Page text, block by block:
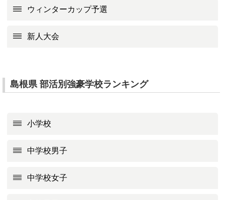
ウィンターカップ予選
新人大会
島根県 部活別強豪学校ランキング
小学校
中学校男子
中学校女子